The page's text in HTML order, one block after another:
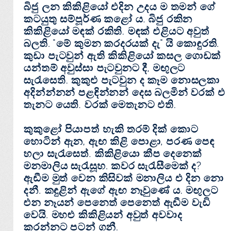
බිජු ලන කිකිළියෝ එදින උදය ම තමන් ගේ
කටයුතු සම්පූර්ණ කළෝ ය. බිජු රකින
කිකිළියෝ මඳක්‌ රකිති. මඳක්‌ එළියට අවුත්
බලති. "මේ කුමන කරදරයක්‌ දැ" යි කොඳුරති.
කුඩා පැටවුන් ඇති කිකිළියෝ කසල ගොඩක්‌
යන්තම් අවුස්‌සා පැටවුනට දී, මඟුලට
සැරැසෙති. කුකුළු පැටවුන ද කෑම නොසලකා
අදින්න්නන් පළඳින්නන් දෙස බලමින් වරක්‌ එ
තැනට යෙති. වරක්‌ මෙතැනට එති.
කුකුළෝ පියාපත් හැකි තරම් දික්‌ කොට
හොටින් ඇන, ඇඟ කිළි පොළා, පරණ පෙඳ
හලා සැරැසෙත්. කිකිළියො කීප දෙනෙක්‌
මනමාලිය සැරැසූහ. කවර සැරැසීමෙක්‌ ද?
ඇඬීම මුත් වෙන කිසිවක්‌ මනාලිය එ දින නො
දනී. කඳුළින් ඇගේ ඇඟ නෑවුණේ ය. මඟුලට
එන නෑයන් පෙනෙත් පෙනෙත් ඇඬීම වැඩි
වෙයි. මහළු කිකිළියන් අවුත් අවවාද
කරන්නට පටන් ගනී.